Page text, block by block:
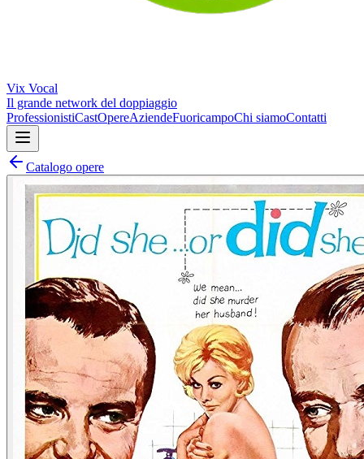
Vix Vocal
Il grande network del doppiaggio
ProfessionistiCastOpereAziendeFuoricampoChi siamoContatti
Catalogo opere